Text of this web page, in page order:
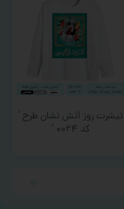
تیشرت روز آتش نشان طرح ‘
کد ۰۰۲۴ ‘